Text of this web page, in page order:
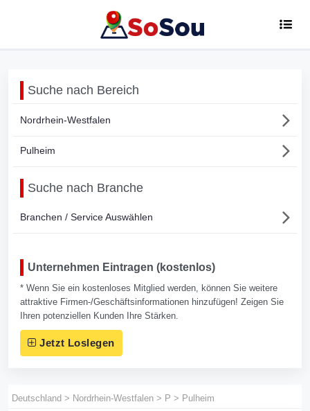
Suche nach Bereich
Nordrhein-Westfalen
Pulheim
Suche nach Branche
Branchen / Service Auswählen
Unternehmen Eintragen (kostenlos)
* Wenn Sie ein kostenloses Mitglied werden, können Sie weitere
attraktive Firmen-/Geschäftsinformationen hinzufügen! Zeigen Sie
Ihren potenziellen Kunden Ihre Stärken.
Jetzt Loslegen
Deutschland > Nordrhein-Westfalen > P > Pulheim